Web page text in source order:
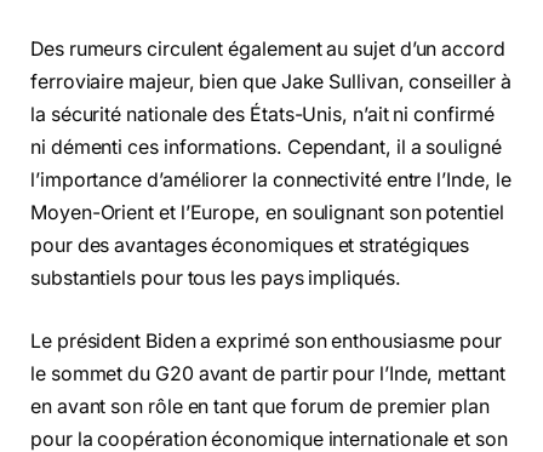
Des rumeurs circulent également au sujet d’un accord
ferroviaire majeur, bien que Jake Sullivan, conseiller à
la sécurité nationale des États-Unis, n’ait ni confirmé
ni démenti ces informations. Cependant, il a souligné
l’importance d’améliorer la connectivité entre l’Inde, le
Moyen-Orient et l’Europe, en soulignant son potentiel
pour des avantages économiques et stratégiques
substantiels pour tous les pays impliqués.
Le président Biden a exprimé son enthousiasme pour
le sommet du G20 avant de partir pour l’Inde, mettant
en avant son rôle en tant que forum de premier plan
pour la coopération économique internationale et son